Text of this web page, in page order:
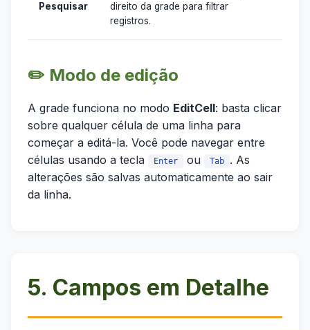
Pesquisar
direito da grade para filtrar
registros.
✏️ Modo de edição
A grade funciona no modo EditCell: basta clicar
sobre qualquer célula de uma linha para
começar a editá-la. Você pode navegar entre
células usando a tecla
Enter ou Tab
. As
alterações são salvas automaticamente ao sair
da linha.
5. Campos em Detalhe